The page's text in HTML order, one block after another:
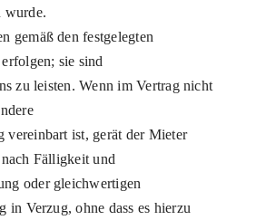
wurde.
gemäß den festgelegten
sie sind
zu leisten. Wenn im Vertrag nicht
vereinbart ist, gerät der Mieter
nach Fälligkeit und
oder gleichwertigen
in Verzug, ohne dass es hierzu